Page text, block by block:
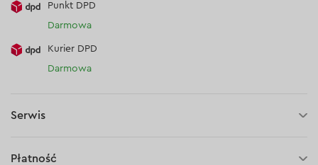
Punkt DPD
Darmowa
Kurier DPD
Darmowa
Serwis
Płatność